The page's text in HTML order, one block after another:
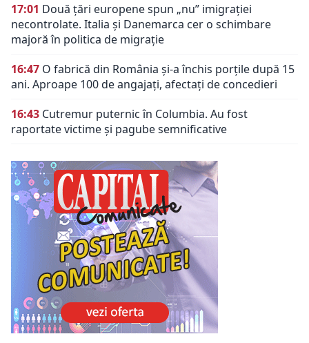
17:01 Două țări europene spun „nu” imigrației
necontrolate. Italia și Danemarca cer o schimbare
majoră în politica de migrație
16:47 O fabrică din România și-a închis porțile după 15
ani. Aproape 100 de angajați, afectați de concedieri
16:43 Cutremur puternic în Columbia. Au fost
raportate victime și pagube semnificative